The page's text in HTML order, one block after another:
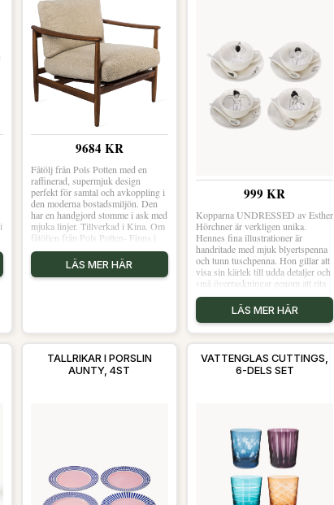
9684 KR
Fåtölj från Pols Potten med en
raffinerad, supermjuk design
perfekt för samtal och avkoppling i
den moderna bostadsmiljön. Den
har en handgjord stomme i ask med
mjuka linjer. Tillverkad i Kina. Om
fåtöljen från Pols Potten- Finns i
flera varianter.- Klädsel i polyester.-
trä från ett ansvarsfullt skogsbruk.
Shoppa Fåtöljer och mer Fåtöljer &
Sittpuffar hos Royal Design.
LÄS MER HÄR
999 KR
Kopparna UNDRESSED av Esther
Hörchner är verkligen unika.
Hennes fina illustrationer är
handritade med mjuk blyertspenna
och tunn tuschpenna. Hon gillar att
visa sin kärlek till udda detaljer och
små överraskningar genom att rita
badande damer i tekopparna. Vi
vågar påstå att din fikastund aldrig
ha
LÄS MER HÄR
TALLRIKAR I PORSLIN
AUNTY, 4ST
VATTENGLAS CUTTINGS,
6-DELS SET